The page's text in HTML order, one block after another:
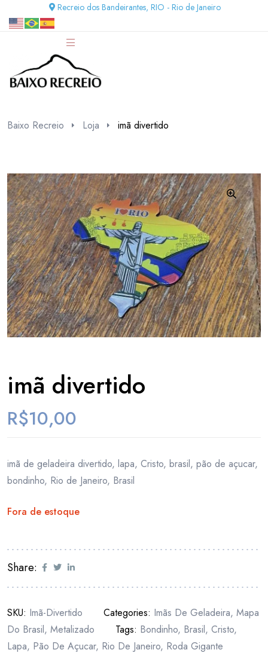
Recreio dos Bandeirantes, RIO - Rio de Janeiro
Baixo Recreio Loja imã divertido
imã divertido
R$10,00
imã de geladeira divertido, lapa, Cristo, brasil, pão de açucar,
bondinho, Rio de Janeiro, Brasil
Fora de estoque
Share:
SKU: Imã-Divertido Categories: Imãs De Geladeira, Mapa
Do Brasil, Metalizado Tags: Bondinho, Brasil, Cristo,
Lapa, Pão De Açucar, Rio De Janeiro, Roda Gigante